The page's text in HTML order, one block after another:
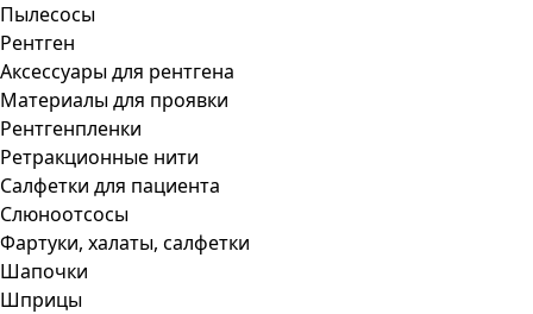
Пылесосы
Рентген
Аксессуары для рентгена
Материалы для проявки
Рентгенпленки
Ретракционные нити
Салфетки для пациента
Слюноотсосы
Фартуки, халаты, салфетки
Шапочки
Шприцы